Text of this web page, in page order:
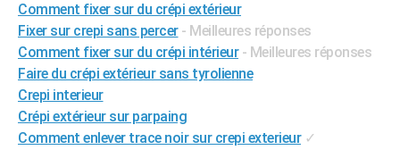
Alimentation
Guide de la santé
Maladies
Médicaments
Sommeil
VOYAGE
Destinations
City break
Voyage nature
Voyage de noces
Forum
Climat
+PHOTO
GUIDES D'ACHAT
BONS PLANS
Comment fixer sur du crépi extérieur
Fixer sur crepi sans percer - Meilleures réponses
Comment fixer sur du crépi intérieur - Meilleures réponses
Faire du crépi extérieur sans tyrolienne
Crepi interieur
Crépi extérieur sur parpaing
Comment enlever trace noir sur crepi exterieur ✓